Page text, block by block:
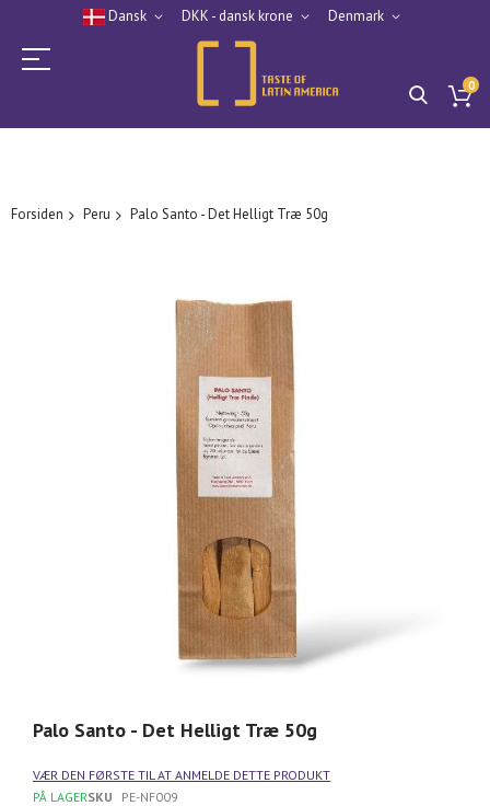
Dansk DKK - dansk krone Denmark
0
Forsiden Peru Palo Santo - Det Helligt Træ 50g
til
billedgalleriet
Palo Santo - Det Helligt Træ 50g
VÆR DEN FØRSTE TIL AT ANMELDE DETTE PRODUKT
PÅ LAGERSKU
PE-NF009